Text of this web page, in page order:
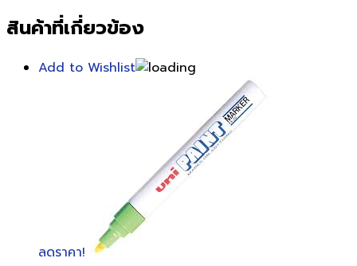
สินค้าที่เกี่ยวข้อง
Add to Wishlist
ลดราคา!